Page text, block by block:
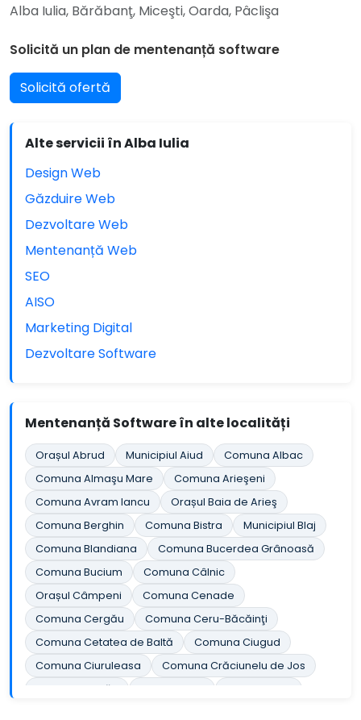
Alba Iulia, Bărăbanţ, Miceşti, Oarda, Pâclişa
Solicită un plan de mentenanță software
Solicită ofertă
Alte servicii în Alba Iulia
Design Web
Găzduire Web
Dezvoltare Web
Mentenanță Web
SEO
AISO
Marketing Digital
Dezvoltare Software
Mentenanță Software în alte localități
Orașul Abrud Municipiul Aiud
Comuna Albac
Comuna Almaşu Mare
Comuna Arieşeni
Comuna Avram Iancu
Orașul Baia de Arieş
Comuna Berghin
Comuna Bistra
Municipiul Blaj
Comuna Blandiana
Comuna Bucerdea Grânoasă
Comuna Bucium
Comuna Câlnic
Orașul Câmpeni
Comuna Cenade
Comuna Cergău
Comuna Ceru-Băcăinţi
Comuna Cetatea de Baltă
Comuna Ciugud
Comuna Ciuruleasa
Comuna Crăciunelu de Jos
Comuna Cricău